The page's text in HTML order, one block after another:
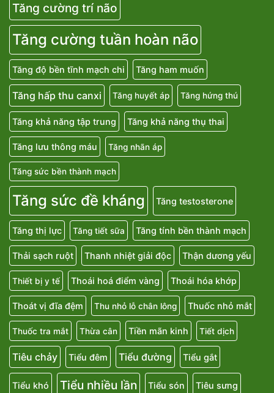
Tăng cường trí não
Tăng cường tuần hoàn não
Tăng độ bền tĩnh mạch chi Tăng ham muốn
Tăng hấp thu canxi Tăng huyết áp Tăng hứng thú
Tăng khả năng tập trung Tăng khả năng thụ thai
Tăng lưu thông máu Tăng nhãn áp
Tăng sức bền thành mạch
Tăng sức đề kháng Tăng testosterone
Tăng thị lực Tăng tiết sữa Tăng tính bền thành mạch
Thải sạch ruột Thanh nhiệt giải độc Thận dương yếu
Thiết bị y tế Thoái hoá điểm vàng Thoái hóa khớp
Thoát vị đĩa đệm Thu nhỏ lỗ chân lông Thuốc nhỏ mắt
Thuốc tra mắt Thừa cân Tiền mãn kinh Tiết dịch
Tiêu chảy Tiểu đêm Tiểu đường Tiểu gắt
Tiểu khó Tiểu nhiều lần Tiểu són Tiêu sưng